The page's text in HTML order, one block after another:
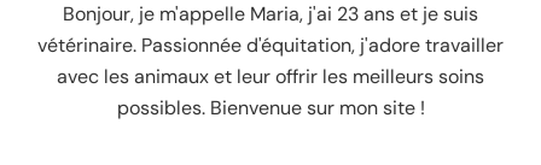
Bonjour, je m'appelle Maria, j'ai 23 ans et je suis
vétérinaire. Passionnée d'équitation, j'adore travailler
avec les animaux et leur offrir les meilleurs soins
possibles. Bienvenue sur mon site !